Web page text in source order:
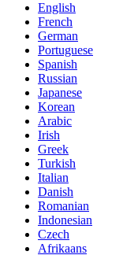
English
French
German
Portuguese
Spanish
Russian
Japanese
Korean
Arabic
Irish
Greek
Turkish
Italian
Danish
Romanian
Indonesian
Czech
Afrikaans